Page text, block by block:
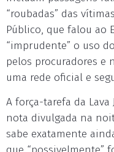
“roubadas” das
Público, que falou ao
“imprudente” o uso
pelos procuradores e
uma rede oficial e
A força-tarefa da
nota divulgada na
sabe exatamente